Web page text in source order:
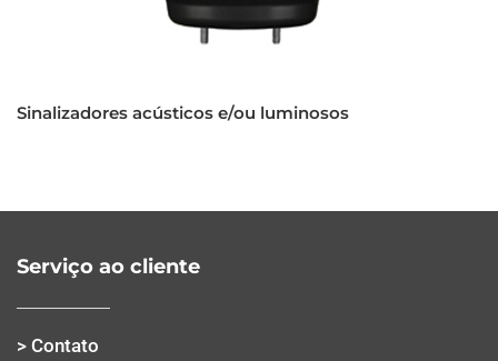
Sinalizadores acústicos e/ou luminosos
Serviço ao cliente
> Contato